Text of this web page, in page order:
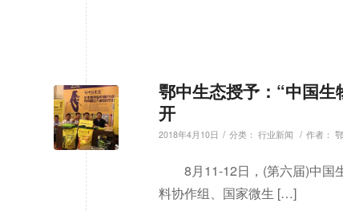
鄂中生态授予：“中国
开
2018年4月10日 / 分类： 行业新闻 / 作者：
8月11-12日，(第六届)中国
料协作组、国家微生 […]